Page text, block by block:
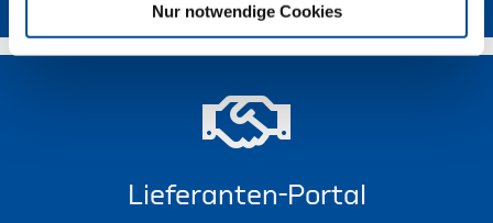
Nur notwendige Cookies
Lieferanten-Portal